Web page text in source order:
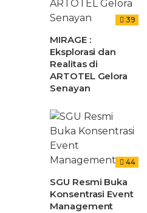
39
MIRAGE :
Eksplorasi dan
Realitas di
ARTOTEL Gelora
Senayan
44
SGU Resmi Buka
Konsentrasi Event
Management